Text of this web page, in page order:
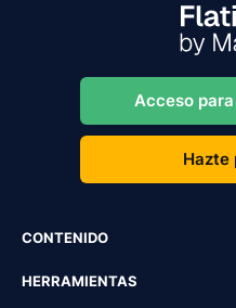
Acceso
Hazte
CONTENIDO
HERRAMIENTAS